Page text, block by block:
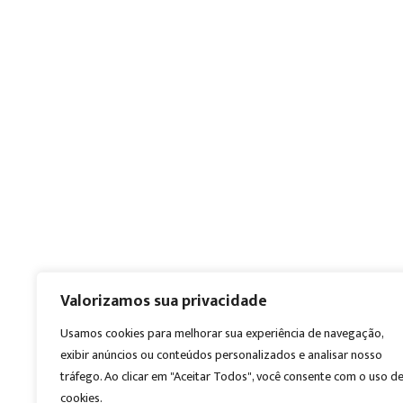
Valorizamos sua privacidade
Usamos cookies para melhorar sua experiência de navegação,
exibir anúncios ou conteúdos personalizados e analisar nosso
tráfego. Ao clicar em "Aceitar Todos", você consente com o uso de
cookies.